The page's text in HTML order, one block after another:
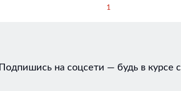
1
Подпишись на соцсети — будь в курсе